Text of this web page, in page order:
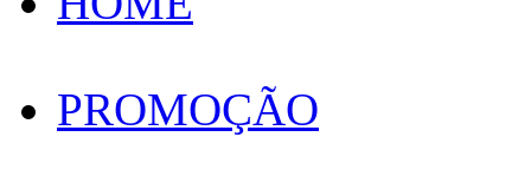
PROMOÇÃO